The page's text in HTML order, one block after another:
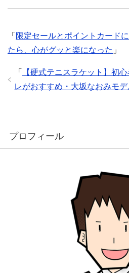
「 限定セールとポイントカード
たら、心がグッと楽になった 」
「
【硬式テニスラケット】初
レがおすすめ・大坂なおみモデ
プロフィール